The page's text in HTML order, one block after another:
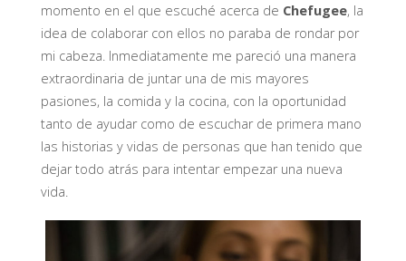
momento en el que escuché acerca de Chefugee, la
idea de colaborar con ellos no paraba de rondar por
mi cabeza. Inmediatamente me pareció una manera
extraordinaria de juntar una de mis mayores
pasiones, la comida y la cocina, con la oportunidad
tanto de ayudar como de escuchar de primera mano
las historias y vidas de personas que han tenido que
dejar todo atrás para intentar empezar una nueva
vida.